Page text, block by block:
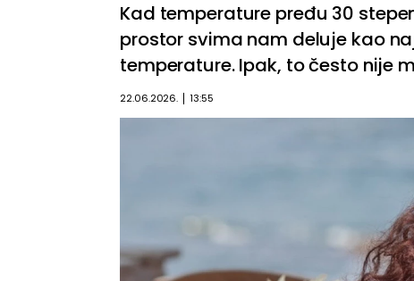
Kad temperature pređu 30
prostor svima nam deluje kao
temperature. Ipak, to često nije
22.06.2026. 13:55